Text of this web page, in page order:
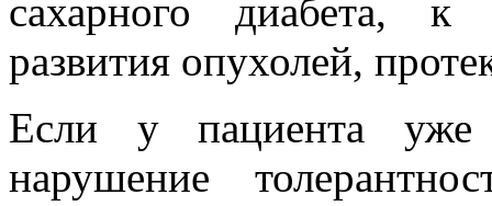
сахарного диабета,
развития опухолей,
Если у пациента уже
нарушение